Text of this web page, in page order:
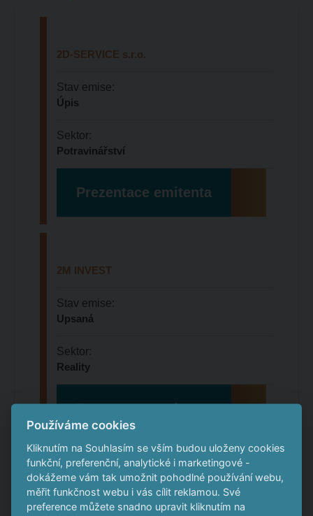
2D-SERVICE s.r.o.
Stav emise:
Úpis
Sektor:
Potravinářství
Prezentace emitenta
2M INVEST
Stav emise:
Upsaná
Sektor:
Reality
Prezentace emitenta
A G R O K O N T R A K T s.r.o.
Používáme cookies
Kliknutím na Souhlasím se vším budou uloženy cookies
funkční, preferenční, analytické i marketingové -
dokážeme vám tak umožnit pohodlné používání webu,
měřit funkčnost webu i vás cílit reklamou. Své
preference můžete snadno upravit kliknutím na